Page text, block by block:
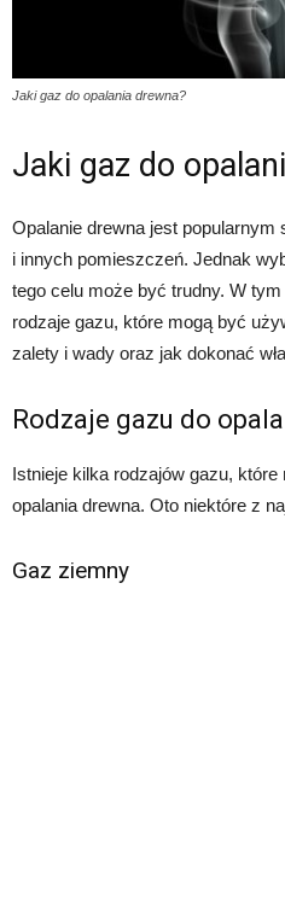
Jaki gaz do opalania drewna?
Jaki gaz do
Opalanie drewna jest
i innych pomieszczeń. Jednak
tego celu może być trudny. W
rodzaje gazu, które mogą być
zalety i wady oraz jak dokonać
Rodzaje gazu do
Istnieje kilka rodzajów gazu,
opalania drewna. Oto niektóre z
Gaz ziemny